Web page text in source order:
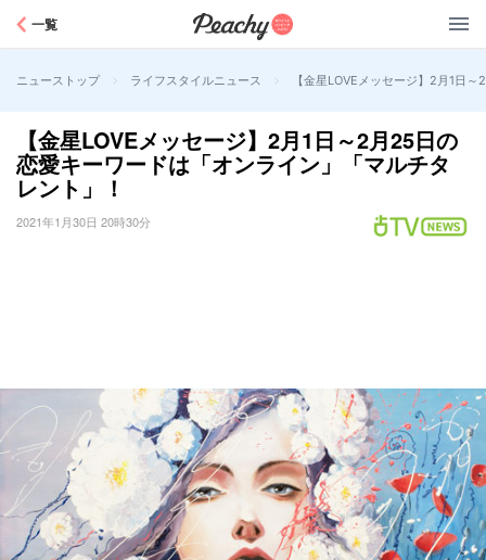
一覧
ニューストップ > ライフスタイルニュース > 【金星LOVEメッセージ】2月1日
【金星LOVEメッセージ】2月1日～2月25日の
恋愛キーワードは「オンライン」「マルチタ
レント」！
2021年1月30日 20時30分